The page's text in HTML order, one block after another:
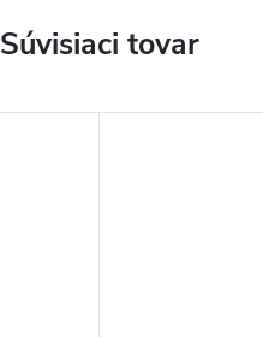
Súvisiaci tovar